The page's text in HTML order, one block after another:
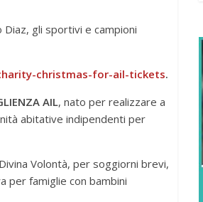
gli sportivi e campioni
christmas-for-ail-tickets.
AIL, nato per realizzare a
abitative indipendenti per
Volontà, per soggiorni brevi,
per famiglie con bambini